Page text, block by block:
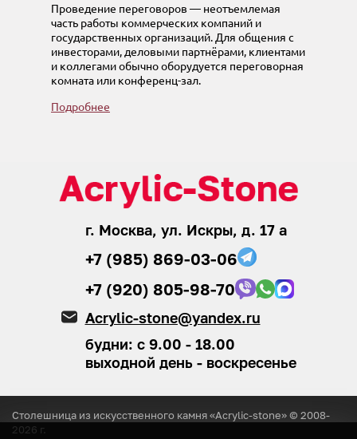
Проведение переговоров — неотъемлемая
часть работы коммерческих компаний и
государственных организаций. Для общения с
инвесторами, деловыми партнёрами, клиентами
и коллегами обычно оборудуется переговорная
комната или конференц-зал.
Подробнее
г. Москва, ул. Искры, д. 17 а
+7 (985) 869-03-06
+7 (920) 805-98-70
Acrylic-stone@yandex.ru
будни: с 9.00 - 18.00
выходной день - воскресенье
Столешница из искусственного камня «Acrylic-stone» © 2008-
2026 г.